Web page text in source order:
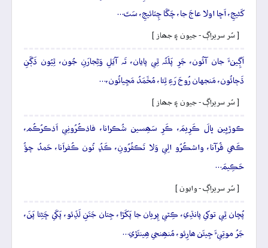
کَڻيجِ، اَڇا اولا عاجَ جا، چَڱا چِٽائيجِ، سَتَ…
[ سُر سريراڳ - جيون ۽ جھاز ]
اَڳِينءَ جان آئُون، جَرِ پَلَئُہ ٿِي پايان، تَہ آيَلِ وَڻِجارَنِ جُون، ٿِيُون ڌَڳَنِ
ڌَڄائُون، مَنجهان رُوحَ رَءِ ٿِئا، مُحَّمَدُ مَڃِيائُون،…
[ سُر سريراڳ - جيون ۽ جھاز ]
ڪوڙيِين ڀالَ ڪَرِيمَ، ڪَرِ سَھِسين شُڪرانا، فاذڪُرُونِي اَذڪرُڪُم،
ڪَھي قُرآنا، واشڪُرُو الِي وَلا تَڪفُرُونِ، ڪَڍُ تُون ڪُفراَنا، حَمدُ چؤُ
حَڪِيمَ…
[ سُر سريراڳ - وايون ]
پُڇان ٿِي توکي پانڌِي، ڪِٿي پِريان جا پَکَڙا، جِتان جَتَنِ لَڏِئو، پَکَي ڇَڻِئا پَنَ،
جَرُ موتِيءَ جِيئَن ھارِئو، مُنھِنجي ھِينئَڙي…